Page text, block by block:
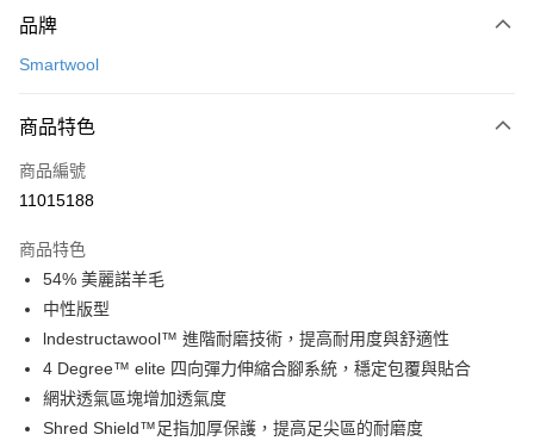
信用卡一次付款
Apple Pay
悠遊付
7-11取貨(快速到店)
每筆NT$100，滿NT$1,500(含以上)免運費
宅配-本島
每筆NT$100，滿NT$1,500(含以上)免運費
品牌
Smartwool
商品特色
商品編號
11015188
商品特色
54% 美麗諾羊毛
中性版型
lndestructawool™ 進階耐磨技術，提高耐用度與舒適性
4 Degree™ elite 四向彈力伸縮合腳系統，穩定包覆與貼合
網狀透氣區塊增加透氣度
Shred Shield™足指加厚保護，提高足尖區的耐磨度